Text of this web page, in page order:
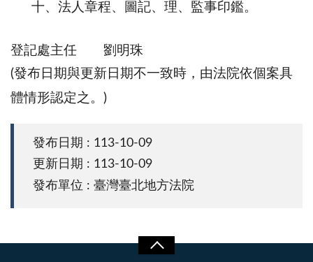
十、法人章程、圖記、理、監事印鑑。
登記處主任 劉明珠
(發布日期與更新日期不一致時，由法院依個案具
體情形認定之。)
發布日期 : 113-10-09
更新日期 : 113-10-09
發布單位 : 臺灣臺北地方法院